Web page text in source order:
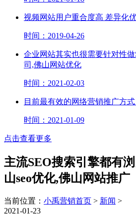
视频网站用户重合度高 差异化
时间：2019-04-26
企业网站其实也很需要针对性做
司,佛山网站优化
时间：2021-02-03
目前最有效的网络营销推广方
时间：2021-01-09
点击查看更多
主流SEO搜索引擎都有
山seo优化,佛山网站推广
当前位置： 小禹营销首页 > 新闻 >
2021-01-23